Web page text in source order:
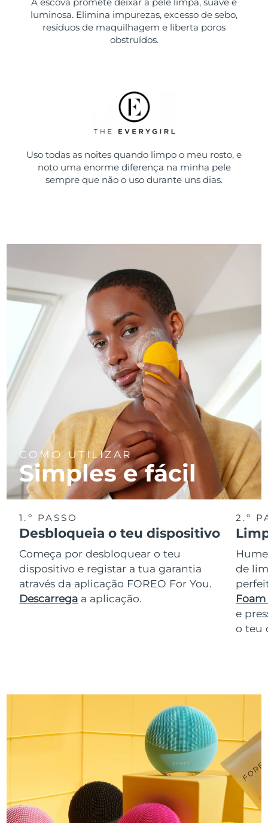
luminosa. Elimina impurezas, excesso de sebo,
resíduos de maquilhagem e liberta poros
obstruídos.
Uso todas as noites quando limpo o meu rosto, e
noto uma enorme diferença na minha pele
sempre que não o uso durante uns dias.
COMO UTILIZAR
Simples e fácil
1.º PASSO
Desbloqueia o teu dispositivo
Começa por desbloquear o teu
dispositivo e registar a tua garantia
através da aplicação FOREO For You.
Descarrega a aplicação.
2.º
de
Foam
e
o teu